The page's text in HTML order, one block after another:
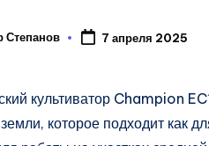
Степанов 7 апреля 2025
культиватор Champion
которое подходит как